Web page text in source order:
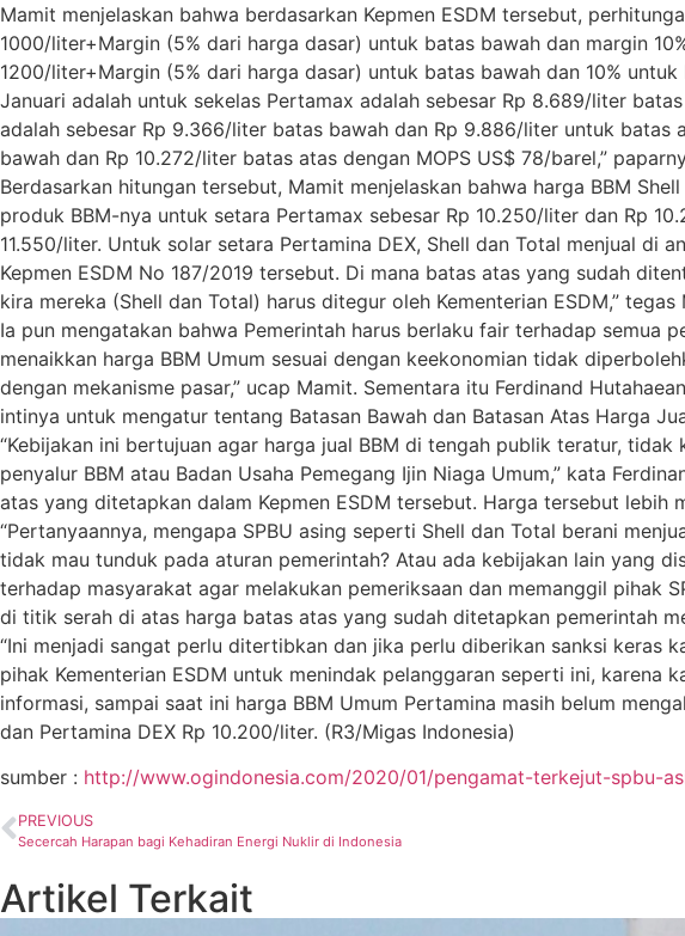
Mamit menjelaskan bahwa berdasarkan Kepmen ESDM tersebut,
1000/liter+Margin (5% dari harga dasar) untuk batas bawah dan margin
1200/liter+Margin (5% dari harga dasar) untuk batas bawah dan 10%
Januari adalah untuk sekelas Pertamax adalah sebesar Rp 8.689/liter
adalah sebesar Rp 9.366/liter batas bawah dan Rp 9.886/liter untuk batas
bawah dan Rp 10.272/liter batas atas dengan MOPS US$ 78/barel,”
Berdasarkan hitungan tersebut, Mamit menjelaskan bahwa harga BBM
produk BBM-nya untuk setara Pertamax sebesar Rp 10.250/liter dan Rp
11.550/liter. Untuk solar setara Pertamina DEX, Shell dan Total menjual di
Kepmen ESDM No 187/2019 tersebut. Di mana batas atas yang sudah
kira mereka (Shell dan Total) harus ditegur oleh Kementerian ESDM,” tegas
Ia pun mengatakan bahwa Pemerintah harus berlaku fair terhadap semua
menaikkan harga BBM Umum sesuai dengan keekonomian tidak
dengan mekanisme pasar,” ucap Mamit. Sementara itu Ferdinand
intinya untuk mengatur tentang Batasan Bawah dan Batasan Atas Harga
“Kebijakan ini bertujuan agar harga jual BBM di tengah publik teratur,
penyalur BBM atau Badan Usaha Pemegang Ijin Niaga Umum,” kata
atas yang ditetapkan dalam Kepmen ESDM tersebut. Harga tersebut lebih
“Pertanyaannya, mengapa SPBU asing seperti Shell dan Total berani
tidak mau tunduk pada aturan pemerintah? Atau ada kebijakan lain yang
terhadap masyarakat agar melakukan pemeriksaan dan memanggil pihak
di titik serah di atas harga batas atas yang sudah ditetapkan pemerintah
“Ini menjadi sangat perlu ditertibkan dan jika perlu diberikan sanksi keras
pihak Kementerian ESDM untuk menindak pelanggaran seperti ini, karena
informasi, sampai saat ini harga BBM Umum Pertamina masih belum
dan Pertamina DEX Rp 10.200/liter. (R3/Migas Indonesia)
sumber : http://www.ogindonesia.com/2020/01/pengamat-terkejut-spbu-
PREVIOUS
Secercah Harapan bagi Kehadiran Energi Nuklir di Indonesia
Artikel Terkait